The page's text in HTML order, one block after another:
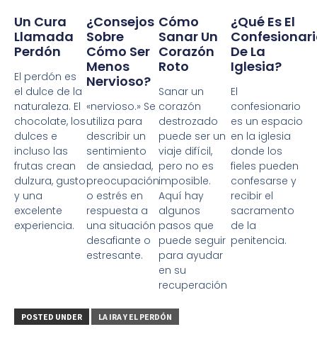
Un Cura
Llamada
Perdón
El perdón es
el dulce de la
naturaleza. El
chocolate, los
dulces e
incluso las
frutas crean
dulzura, gusto
y una
excelente
experiencia.
¿Consejos
Sobre
Cómo Ser
Menos
Nervioso?
«nervioso.» Se
utiliza para
describir un
sentimiento
de ansiedad,
preocupación
o estrés en
respuesta a
una situación
desafiante o
estresante.
Cómo
Sanar Un
Corazón
Roto
Sanar un
corazón
destrozado
puede ser un
viaje difícil,
pero no es
imposible.
Aquí hay
algunos
pasos que
puede seguir
para ayudar
en su
recuperación
¿Qué Es El
De La
Iglesia?
El
confesionario
es un espacio
en la iglesia
donde los
fieles pueden
confesarse y
recibir el
sacramento
de la
penitencia.
POSTED UNDER LA IRA Y EL PERDÓN